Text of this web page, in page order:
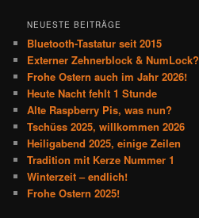
NEUESTE BEITRÄGE
Bluetooth-Tastatur seit 2015
Externer Zehnerblock & NumLock?
Frohe Ostern auch im Jahr 2026!
Heute Nacht fehlt 1 Stunde
Alte Raspberry Pis, was nun?
Tschüss 2025, willkommen 2026
Heiligabend 2025, einige Zeilen
Tradition mit Kerze Nummer 1
Winterzeit – endlich!
Frohe Ostern 2025!